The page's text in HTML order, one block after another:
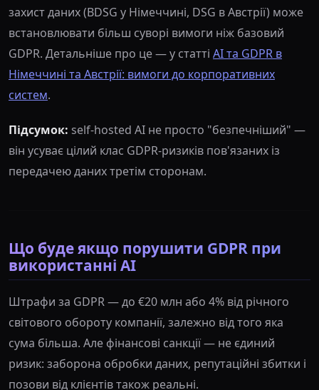
захист даних (BDSG у Німеччині, DSG в Австрії) може
встановлювати більш суворі вимоги ніж базовий
GDPR. Детальніше про це — у статті AI та GDPR в
Німеччині та Австрії: вимоги до корпоративних
систем.
Підсумок: self-hosted AI не просто "безпечніший" —
він усуває цілий клас GDPR-ризиків пов'язаних із
передачею даних третім сторонам.
Що буде якщо порушити GDPR при
використанні AI
Штрафи за GDPR — до €20 млн або 4% від річного
світового обороту компанії, залежно від того яка
сума більша. Але фінансові санкції — не єдиний
ризик: заборона обробки даних, репутаційні збитки і
позови від клієнтів також реальні.